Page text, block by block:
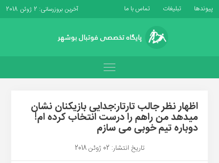
پیوندها تبلیغات تماس با ما آخرین بروزرسانی: 2 ژوئن 2018
اظهار نظر جالب تارتار:جدایی بازیکنان نشان
میدهد من راهم را درست انتخاب کرده ام!
دوباره تیم خوبی می سازم
تاریخ انتشار: 02 ژوئن 2018